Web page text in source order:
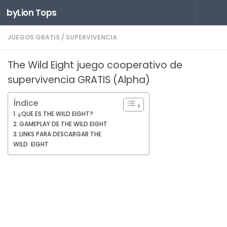
Saltar al contenido
byLion Tops
JUEGOS GRATIS / SUPERVIVENCIA
The Wild Eight juego cooperativo de
supervivencia GRATIS (Alpha)
Índice
¿QUE ES THE WILD EIGHT?
GAMEPLAY DE THE WILD EIGHT
LINKS PARA DESCARGAR THE
WILD EIGHT